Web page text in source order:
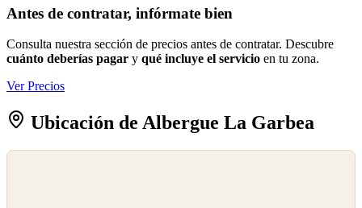
Antes de contratar, infórmate bien
Consulta nuestra sección de precios antes de contratar. Descubre
cuánto deberías pagar y qué incluye el servicio en tu zona.
Ver Precios
Ubicación de Albergue La Garbea